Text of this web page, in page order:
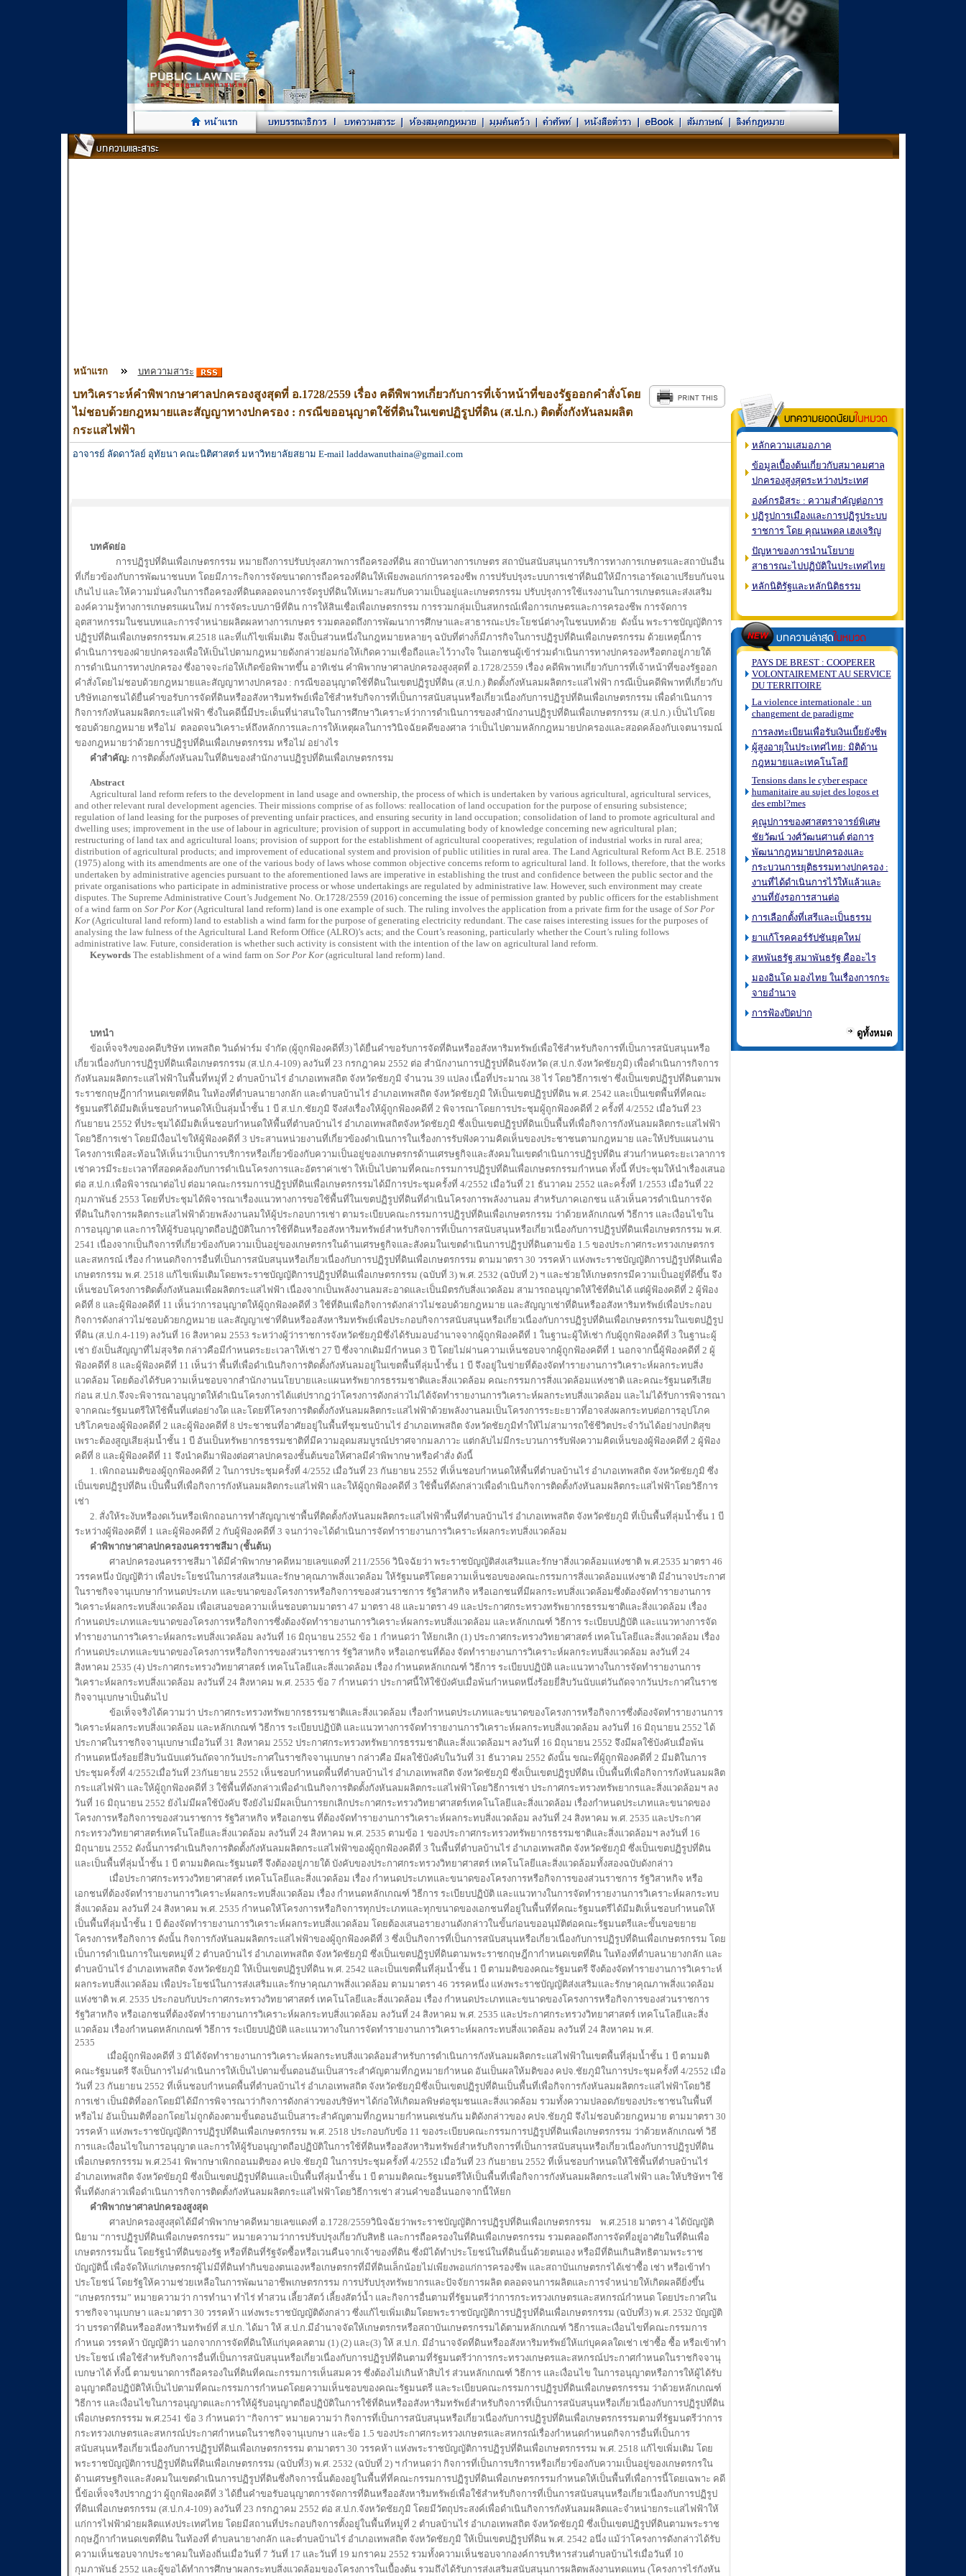
หน้าแรก บทความสาระ
บทวิเคราะห์คำพิพากษาศาลปกครองสูงสุดที่ อ.1728/2559 เรื่อง คดีพิพาทเกี่ยวกับการที่เจ้าหน้าที่ของรัฐออกคำสั่งโดย
ไม่ชอบด้วยกฎหมายและสัญญาทางปกครอง : กรณีขออนุญาตใช้ที่ดินในเขตปฏิรูปที่ดิน (ส.ป.ก.) ติดตั้งกังหันลมผลิต
กระแสไฟฟ้า
อาจารย์ ลัดดาวัลย์ อุทัยนา คณะนิติศาสตร์ มหาวิทยาลัยสยาม E-mail laddawanuthaina@gmail.com
บทคัดย่อ
การปฏิรูปที่ดินเพื่อเกษตรกรรม หมายถึงการปรับปรุงสภาพการถือครองที่ดิน สถาบันทางการเกษตร สถาบันสนับสนุนการบริการทางการเกษตรและสถาบันอื่น
ที่เกี่ยวข้องกับการพัฒนาชนบท โดยมีภาระกิจการจัดขนาดการถือครองที่ดินให้เพียงพอแก่การครองชีพ การปรับปรุงระบบการเช่าที่ดินมิให้มีการเอารัดเอาเปรียบกันจน
เกินไป และให้ความมั่นคงในการถือครองที่ดินตลอดจนการจัดรูปที่ดินให้เหมาะสมกับความเป็นอยู่และเกษตรกรรม ปรับปรุงการใช้แรงงานในการเกษตรและส่งเสริม
องค์ความรู้ทางการเกษตรแผนใหม่ การจัดระบบภาษีที่ดิน การให้สินเชื่อเพื่อเกษตรกรรม การรวมกลุ่มเป็นสหกรณ์เพื่อการเกษตรและการครองชีพ การจัดการ
อุตสาหกรรมในชนบทและการจำหน่ายผลิตผลทางการเกษตร รวมตลอดถึงการพัฒนาการศึกษาและสาธารณะประโยชน์ต่างๆในชนบทด้วย ดังนั้น พระราชบัญญัติการ
ปฏิรูปที่ดินเพื่อเกษตรกรรมพ.ศ.2518 และที่แก้ไขเพิ่มเติม จึงเป็นส่วนหนึ่งในกฎหมายหลายๆ ฉบับที่ต่างก็มีภารกิจในการปฏิรูปที่ดินเพื่อเกษตรกรรม ด้วยเหตุนี้การ
ดำเนินการของฝ่ายปกครองเพื่อให้เป็นไปตามกฎหมายดังกล่าวย่อมก่อให้เกิดความเชื่อถือและไว้วางใจ ในเอกชนผู้เข้าร่วมดำเนินการทางปกครองหรือตกอยู่ภายใต้
การดำเนินการทางปกครอง ซึ่งอาจจะก่อให้เกิดข้อพิพาทขึ้น อาทิเช่น คำพิพากษาศาลปกครองสูงสุดที่ อ.1728/2559 เรื่อง คดีพิพาทเกี่ยวกับการที่เจ้าหน้าที่ของรัฐออก
คำสั่งโดยไม่ชอบด้วยกฎหมายและสัญญาทางปกครอง : กรณีขออนุญาตใช้ที่ดินในเขตปฏิรูปที่ดิน (ส.ป.ก.) ติดตั้งกังหันลมผลิตกระแสไฟฟ้า กรณีเป็นคดีพิพาทที่เกี่ยวกับ
บริษัทเอกชนได้ยื่นคำขอรับการจัดที่ดินหรืออสังหาริมทรัพย์เพื่อใช้สำหรับกิจการที่เป็นการสนับสนุนหรือเกี่ยวเนื่องกับการปฏิรูปที่ดินเพื่อเกษตรกรรม เพื่อดำเนินการ
กิจการกังหันลมผลิตกระแสไฟฟ้า ซึ่งในคดีนี้มีประเด็นที่น่าสนใจในการศึกษาวิเคราะห์ว่าการดำเนินการของสำนักงานปฏิรูปที่ดินเพื่อเกษตรกรรม (ส.ป.ก.) เป็นไปโดย
ชอบด้วยกฎหมาย หรือไม่ ตลอดจนวิเคราะห์ถึงหลักการและการให้เหตุผลในการวินิจฉัยคดีของศาล ว่าเป็นไปตามหลักกฎหมายปกครองและสอดคล้องกับเจตนารมณ์
ของกฎหมายว่าด้วยการปฏิรูปที่ดินเพื่อเกษตรกรรม หรือไม่ อย่างไร
คำสำคัญ: การติดตั้งกังหันลมในที่ดินของสำนักงานปฏิรูปที่ดินเพื่อเกษตรกรรม
Abstract
Agricultural land reform refers to the development in land usage and ownership, the process of which is undertaken by various agricultural, agricultural services,
and other relevant rural development agencies. Their missions comprise of as follows: reallocation of land occupation for the purpose of ensuring subsistence;
regulation of land leasing for the purposes of preventing unfair practices, and ensuring security in land occupation; consolidation of land to promote agricultural and
dwelling uses; improvement in the use of labour in agriculture; provision of support in accumulating body of knowledge concerning new agricultural plan;
restructuring of land tax and agricultural loans; provision of support for the establishment of agricultural cooperatives; regulation of industrial works in rural area;
distribution of agricultural products; and improvement of educational system and provision of public utilities in rural area. The Land Agricultural Reform Act B.E. 2518
(1975) along with its amendments are one of the various body of laws whose common objective concerns reform to agricultural land. It follows, therefore, that the works
undertaken by administrative agencies pursuant to the aforementioned laws are imperative in establishing the trust and confidence between the public sector and the
private organisations who participate in administrative process or whose undertakings are regulated by administrative law. However, such environment may create
disputes. The Supreme Administrative Court’s Judgement No. Or.1728/2559 (2016) concerning the issue of permission granted by public officers for the establishment
of a wind farm on Sor Por Kor (Agricultural land reform) land is one example of such. The ruling involves the application from a private firm for the usage ofSor Por
Kor (Agricultural land reform) land to establish a wind farm for the purpose of generating electricity redundant. The case raises interesting issues for the purposes of
analysing the law fulness of the Agricultural Land Reform Office (ALRO)’s acts; and the Court’s reasoning, particularly whether the Court’s ruling follows
administrative law. Future, consideration is whether such activity is consistent with the intention of the law on agricultural land reform.
Keywords The establishment of a wind farm on Sor Por Kor (agricultural land reform) land.
บทนำ
ข้อเท็จจริงของคดีบริษัท เทพสถิต วินด์ฟาร์ม จำกัด (ผู้ถูกฟ้องคดีที่3) ได้ยื่นคำขอรับการจัดที่ดินหรืออสังหาริมทรัพย์เพื่อใช้สำหรับกิจการที่เป็นการสนับสนุนหรือ
เกี่ยวเนื่องกับการปฏิรูปที่ดินเพื่อเกษตรกรรม (ส.ป.ก.4-109) ลงวันที่ 23 กรกฎาคม 2552 ต่อ สำนักงานการปฏิรูปที่ดินจังหวัด (ส.ป.ก.จังหวัดชัยภูมิ) เพื่อดำเนินการกิจการ
กังหันลมผลิตกระแสไฟฟ้าในพื้นที่หมู่ที่ 2 ตำบลบ้านไร่ อำเภอเทพสถิต จังหวัดชัยภูมิ จำนวน 39 แปลง เนื้อที่ประมาณ 38 ไร่ โดยวิธีการเช่า ซึ่งเป็นเขตปฏิรูปที่ดินตามพ
ระราชกฤษฎีกากำหนดเขตที่ดิน ในท้องที่ตำบลนายางกลัก และตำบลบ้านไร่ อำเภอเทพสถิต จังหวัดชัยภูมิ ให้เป็นเขตปฏิรูปที่ดิน พ.ศ. 2542 และเป็นเขตพื้นที่ที่คณะ
รัฐมนตรีได้มีมติเห็นชอบกำหนดให้เป็นลุ่มน้ำชั้น 1 บี ส.ป.ก.ชัยภูมิ จึงส่งเรื่องให้ผู้ถูกฟ้องคดีที่ 2 พิจารณาโดยการประชุมผู้ถูกฟ้องคดีที่ 2 ครั้งที่ 4/2552 เมื่อวันที่ 23
กันยายน 2552 ที่ประชุมได้มีมติเห็นชอบกำหนดให้พื้นที่ตำบลบ้านไร่ อำเภอเทพสถิตจังหวัดชัยภูมิ ซึ่งเป็นเขตปฏิรูปที่ดินเป็นพื้นที่เพื่อกิจการกังหันลมผลิตกระแสไฟฟ้า
โดยวิธีการเช่า โดยมีเงื่อนไขให้ผู้ฟ้องคดีที่ 3 ประสานหน่วยงานที่เกี่ยวข้องดำเนินการในเรื่องการรับฟังความคิดเห็นของประชาชนตามกฎหมาย และให้ปรับแผนงาน
โครงการเพื่อสะท้อนให้เห็นว่าเป็นการบริการหรือเกี่ยวข้องกับความเป็นอยู่ของเกษตรกรด้านเศรษฐกิจและสังคมในเขตดำเนินการปฏิรูปที่ดิน ส่วนกำหนดระยะเวลาการ
เช่าควรมีระยะเวลาที่สอดคล้องกับการดำเนินโครงการและอัตราค่าเช่า ให้เป็นไปตามที่คณะกรรมการปฏิรูปที่ดินเพื่อเกษตรกรรมกำหนด ทั้งนี้ ที่ประชุมให้นำเรื่องเสนอ
ต่อ ส.ป.ก.เพื่อพิจารณาต่อไป ต่อมาคณะกรรมการปฏิรูปที่ดินเพื่อเกษตรกรรมได้มีการประชุมครั้งที่ 4/2552 เมื่อวันที่ 21 ธันวาคม 2552 และครั้งที่ 1/2553 เมื่อวันที่ 22
กุมภาพันธ์ 2553 โดยที่ประชุมได้พิจารณาเรื่องแนวทางการขอใช้พื้นที่ในเขตปฏิรูปที่ดินที่ดำเนินโครงการพลังงานลม สำหรับภาคเอกชน แล้วเห็นควรดำเนินการจัด
ที่ดินในกิจการผลิตกระแสไฟฟ้าด้วยพลังงานลมให้ผู้ประกอบการเช่า ตามระเบียบคณะกรรมการปฏิรูปที่ดินเพื่อเกษตรกรรม ว่าด้วยหลักเกณฑ์ วิธีการ และเงื่อนไขใน
การอนุญาต และการให้ผู้รับอนุญาตถือปฏิบัติในการใช้ที่ดินหรืออสังหาริมทรัพย์สำหรับกิจการที่เป็นการสนับสนุนหรือเกี่ยวเนื่องกับการปฏิรูปที่ดินเพื่อเกษตรกรรม พ.ศ.
2541 เนื่องจากเป็นกิจการที่เกี่ยวข้องกับความเป็นอยู่ของเกษตรกรในด้านเศรษฐกิจและสังคมในเขตดำเนินการปฏิรูปที่ดินตามข้อ 1.5 ของประกาศกระทรวงเกษตรกร
และสหกรณ์ เรื่อง กำหนดกิจการอื่นที่เป็นการสนับสนุนหรือเกี่ยวเนื่องกับการปฏิรูปที่ดินเพื่อเกษตรกรรม ตามมาตรา 30 วรรคห้า แห่งพระราชบัญญัติการปฏิรูปที่ดินเพื่อ
เกษตรกรรม พ.ศ. 2518 แก้ไขเพิ่มเติมโดยพระราชบัญญัติการปฏิรูปที่ดินเพื่อเกษตรกรรม (ฉบับที่ 3) พ.ศ. 2532 (ฉบับที่ 2) ฯ และช่วยให้เกษตรกรมีความเป็นอยู่ที่ดีขึ้น จึง
เห็นชอบโครงการติดตั้งกังหันลมเพื่อผลิตกระแสไฟฟ้า เนื่องจากเป็นพลังงานลมสะอาดและเป็นมิตรกับสิ่งแวดล้อม สามารถอนุญาตให้ใช้ที่ดินได้ แต่ผู้ฟ้องคดีที่ 2 ผู้ฟ้อง
คดีที่ 8 และผู้ฟ้องคดีที่ 11 เห็นว่าการอนุญาตให้ผู้ถูกฟ้องคดีที่ 3 ใช้ที่ดินเพื่อกิจการดังกล่าวไม่ชอบด้วยกฎหมาย และสัญญาเช่าที่ดินหรืออสังหาริมทรัพย์เพื่อประกอบ
กิจการดังกล่าวไม่ชอบด้วยกฎหมาย และสัญญาเช่าที่ดินหรืออสังหาริมทรัพย์เพื่อประกอบกิจการสนับสนุนหรือเกี่ยวเนื่องกับการปฏิรูปที่ดินเพื่อเกษตรกรรมในเขตปฏิรูป
ที่ดิน (ส.ป.ก.4-119) ลงวันที่ 16 สิงหาคม 2553 ระหว่างผู้ว่าราชการจังหวัดชัยภูมิซึ่งได้รับมอบอำนาจจากผู้ถูกฟ้องคดีที่ 1 ในฐานะผู้ให้เช่า กับผู้ถูกฟ้องคดีที่ 3 ในฐานะผู้
เช่า ยังเป็นสัญญาที่ไม่สุจริต กล่าวคือมีกำหนดระยะเวลาให้เช่า 27 ปี ซึ่งจากเดิมมีกำหนด 3 ปี โดยไม่ผ่านความเห็นชอบจากผู้ถูกฟ้องคดีที่ 1 นอกจากนี้ผู้ฟ้องคดีที่ 2 ผู้
ฟ้องคดีที่ 8 และผู้ฟ้องคดีที่ 11 เห็นว่า พื้นที่เพื่อดำเนินกิจการติดตั้งกังหันลมอยู่ในเขตพื้นที่ลุ่มน้ำชั้น 1 บี จึงอยู่ในข่ายที่ต้องจัดทำรายงานการวิเคราะห์ผลกระทบสิ่ง
แวดล้อม โดยต้องได้รับความเห็นชอบจากสำนักงานนโยบายและแผนทรัพยากรธรรมชาติและสิ่งแวดล้อม คณะกรรมการสิ่งแวดล้อมแห่งชาติ และคณะรัฐมนตรีเสีย
ก่อน ส.ป.ก.จึงจะพิจารณาอนุญาตให้ดำเนินโครงการได้แต่ปรากฏว่าโครงการดังกล่าวไม่ได้จัดทำรายงานการวิเคราะห์ผลกระทบสิ่งแวดล้อม และไม่ได้รับการพิจารณา
จากคณะรัฐมนตรีให้ใช้พื้นที่แต่อย่างใด และโดยที่โครงการติดตั้งกังหันลมผลิตกระแสไฟฟ้าด้วยพลังงานลมเป็นโครงการระยะยาวที่อาจส่งผลกระทบต่อการอุปโภค
บริโภคของผู้ฟ้องคดีที่ 2 และผู้ฟ้องคดีที่ 8 ประชาชนที่อาศัยอยู่ในพื้นที่ชุมชนบ้านไร่ อำเภอเทพสถิต จังหวัดชัยภูมิทำให้ไม่สามารถใช้ชีวิตประจำวันได้อย่างปกติสุข
เพราะต้องสูญเสียลุ่มน้ำชั้น 1 บี อันเป็นทรัพยากรธรรมชาติที่มีความอุดมสมบูรณ์ปราศจากมลภาวะ แต่กลับไม่มีกระบวนการรับฟังความคิดเห็นของผู้ฟ้องคดีที่ 2 ผู้ฟ้อง
คดีที่ 8 และผู้ฟ้องคดีที่ 11 จึงนำคดีมาฟ้องต่อศาลปกครองชั้นต้นขอให้ศาลมีคำพิพากษาหรือคำสั่ง ดังนี้
1. เพิกถอนมติของผู้ถูกฟ้องคดีที่ 2 ในการประชุมครั้งที่ 4/2552 เมื่อวันที่ 23 กันยายน 2552 ที่เห็นชอบกำหนดให้พื้นที่ตำบลบ้านไร่ อำเภอเทพสถิต จังหวัดชัยภูมิ ซึ่ง
เป็นเขตปฏิรูปที่ดิน เป็นพื้นที่เพื่อกิจการกังหันลมผลิตกระแสไฟฟ้า และให้ผู้ถูกฟ้องคดีที่ 3 ใช้พื้นที่ดังกล่าวเพื่อดำเนินกิจการติดตั้งกังหันลมผลิตกระแสไฟฟ้าโดยวิธีการ
เช่า
2. สั่งให้ระงับหรืองดเว้นหรือเพิกถอนการทำสัญญาเช่าพื้นที่ติดตั้งกังหันลมผลิตกระแสไฟฟ้าพื้นที่ตำบลบ้านไร่ อำเภอเทพสถิต จังหวัดชัยภูมิ ที่เป็นพื้นที่ลุ่มน้ำชั้น 1 บี
ระหว่างผู้ฟ้องคดีที่ 1 และผู้ฟ้องคดีที่ 2 กับผู้ฟ้องคดีที่ 3 จนกว่าจะได้ดำเนินการจัดทำรายงานการวิเคราะห์ผลกระทบสิ่งแวดล้อม
คำพิพากษาศาลปกครองนครราชสีมา (ชั้นต้น)
ศาลปกครองนครราชสีมา ได้มีคำพิพากษาคดีหมายเลขแดงที่ 211/2556 วินิจฉัยว่า พระราชบัญญัติส่งเสริมและรักษาสิ่งแวดล้อมแห่งชาติ พ.ศ.2535 มาตรา 46
วรรคหนึ่ง บัญญัติว่า เพื่อประโยชน์ในการส่งเสริมและรักษาคุณภาพสิ่งแวดล้อม ให้รัฐมนตรีโดยความเห็นชอบของคณะกรรมการสิ่งแวดล้อมแห่งชาติ มีอำนาจประกาศ
ในราชกิจจานุเบกษากำหนดประเภท และขนาดของโครงการหรือกิจการของส่วนราชการ รัฐวิสาหกิจ หรือเอกชนที่มีผลกระทบสิ่งแวดล้อมซึ่งต้องจัดทำรายงานการ
วิเคราะห์ผลกระทบสิ่งแวดล้อม เพื่อเสนอขอความเห็นชอบตามมาตรา 47 มาตรา 48 และมาตรา 49 และประกาศกระทรวงทรัพยากรธรรมชาติและสิ่งแวดล้อม เรื่อง
กำหนดประเภทและขนาดของโครงการหรือกิจการซึ่งต้องจัดทำรายงานการวิเคราะห์ผลกระทบสิ่งแวดล้อม และหลักเกณฑ์ วิธีการ ระเบียบปฏิบัติ และแนวทางการจัด
ทำรายงานการวิเคราะห์ผลกระทบสิ่งแวดล้อม ลงวันที่ 16 มิถุนายน 2552 ข้อ 1 กำหนดว่า ให้ยกเลิก (1) ประกาศกระทรวงวิทยาศาสตร์ เทคโนโลยีและสิ่งแวดล้อม เรื่อง
กำหนดประเภทและขนาดของโครงการหรือกิจการของส่วนราชการ รัฐวิสาหกิจ หรือเอกชนที่ต้อง จัดทำรายงานการวิเคราะห์ผลกระทบสิ่งแวดล้อม ลงวันที่ 24
สิงหาคม 2535 (4) ประกาศกระทรวงวิทยาศาสตร์ เทคโนโลยีและสิ่งแวดล้อม เรื่อง กำหนดหลักเกณฑ์ วิธีการ ระเบียบปฏิบัติ และแนวทางในการจัดทำรายงานการ
วิเคราะห์ผลกระทบสิ่งแวดล้อม ลงวันที่ 24 สิงหาคม พ.ศ. 2535 ข้อ 7 กำหนดว่า ประกาศนี้ให้ใช้บังคับเมื่อพ้นกำหนดหนึ่งร้อยยี่สิบวันนับแต่วันถัดจากวันประกาศในราช
กิจจานุเบกษาเป็นต้นไป
ข้อเท็จจริงได้ความว่า ประกาศกระทรวงทรัพยากรธรรมชาติและสิ่งแวดล้อม เรื่องกำหนดประเภทและขนาดของโครงการหรือกิจการซึ่งต้องจัดทำรายงานการ
วิเคราะห์ผลกระทบสิ่งแวดล้อม และหลักเกณฑ์ วิธีการ ระเบียบปฏิบัติ และแนวทางการจัดทำรายงานการวิเคราะห์ผลกระทบสิ่งแวดล้อม ลงวันที่ 16 มิถุนายน 2552 ได้
ประกาศในราชกิจจานุเบกษาเมื่อวันที่ 31 สิงหาคม 2552 ประกาศกระทรวงทรัพยากรธรรมชาติและสิ่งแวดล้อมฯ ลงวันที่ 16 มิถุนายน 2552 จึงมีผลใช้บังคับเมื่อพ้น
กำหนดหนึ่งร้อยยี่สิบวันนับแต่วันถัดจากวันประกาศในราชกิจจานุเบกษา กล่าวคือ มีผลใช้บังคับในวันที่ 31 ธันวาคม 2552 ดังนั้น ขณะที่ผู้ถูกฟ้องคดีที่ 2 มีมติในการ
ประชุมครั้งที่ 4/2552เมื่อวันที่ 23กันยายน 2552 เห็นชอบกำหนดพื้นที่ตำบลบ้านไร่ อำเภอเทพสถิต จังหวัดชัยภูมิ ซึ่งเป็นเขตปฏิรูปที่ดิน เป็นพื้นที่เพื่อกิจการกังหันลมผลิต
กระแสไฟฟ้า และให้ผู้ถูกฟ้องคดีที่ 3 ใช้พื้นที่ดังกล่าวเพื่อดำเนินกิจการติดตั้งกังหันลมผลิตกระแสไฟฟ้าโดยวิธีการเช่า ประกาศกระทรวงทรัพยากรและสิ่งแวดล้อมฯ ลง
วันที่ 16 มิถุนายน 2552 ยังไม่มีผลใช้บังคับ จึงยังไม่มีผลเป็นการยกเลิกประกาศกระทรวงวิทยาศาสตร์เทคโนโลยีและสิ่งแวดล้อม เรื่องกำหนดประเภทและขนาดของ
โครงการหรือกิจการของส่วนราชการ รัฐวิสาหกิจ หรือเอกชน ที่ต้องจัดทำรายงานการวิเคราะห์ผลกระทบสิ่งแวดล้อม ลงวันที่ 24 สิงหาคม พ.ศ. 2535 และประกาศ
กระทรวงวิทยาศาสตร์เทคโนโลยีและสิ่งแวดล้อม ลงวันที่ 24 สิงหาคม พ.ศ. 2535 ตามข้อ 1 ของประกาศกระทรวงทรัพยากรธรรมชาติและสิ่งแวดล้อมฯ ลงวันที่ 16
มิถุนายน 2552 ดังนั้นการดำเนินกิจการติดตั้งกังหันลมผลิตกระแสไฟฟ้าของผู้ถูกฟ้องคดีที่ 3 ในพื้นที่ตำบลบ้านไร่ อำเภอเทพสถิต จังหวัดชัยภูมิ ซึ่งเป็นเขตปฏิรูปที่ดิน
และเป็นพื้นที่ลุ่มน้ำชั้น 1 บี ตามมติคณะรัฐมนตรี จึงต้องอยู่ภายใต้ บังคับของประกาศกระทรวงวิทยาศาสตร์ เทคโนโลยีและสิ่งแวดล้อมทั้งสองฉบับดังกล่าว
เมื่อประกาศกระทรวงวิทยาศาสตร์ เทคโนโลยีและสิ่งแวดล้อม เรื่อง กำหนดประเภทและขนาดของโครงการหรือกิจการของส่วนราชการ รัฐวิสาหกิจ หรือ
เอกชนที่ต้องจัดทำรายงานการวิเคราะห์ผลกระทบสิ่งแวดล้อม เรื่อง กำหนดหลักเกณฑ์ วิธีการ ระเบียบปฏิบัติ และแนวทางในการจัดทำรายงานการวิเคราะห์ผลกระทบ
สิ่งแวดล้อม ลงวันที่ 24 สิงหาคม พ.ศ. 2535 กำหนดให้โครงการหรือกิจการทุกประเภทและทุกขนาดของเอกชนที่อยู่ในพื้นที่ที่คณะรัฐมนตรีได้มีมติเห็นชอบกำหนดให้
เป็นพื้นที่ลุ่มน้ำชั้น 1 บี ต้องจัดทำรายงานการวิเคราะห์ผลกระทบสิ่งแวดล้อม โดยต้องเสนอรายงานดังกล่าวในขั้นก่อนขออนุมัติต่อคณะรัฐมนตรีและขั้นขอขยาย
โครงการหรือกิจการ ดังนั้น กิจการกังหันลมผลิตกระแสไฟฟ้าของผู้ถูกฟ้องคดีที่ 3 ซึ่งเป็นกิจการที่เป็นการสนับสนุนหรือเกี่ยวเนื่องกับการปฏิรูปที่ดินเพื่อเกษตรกรรม โดย
เป็นการดำเนินการในเขตหมู่ที่ 2 ตำบลบ้านไร่ อำเภอเทพสถิต จังหวัดชัยภูมิ ซึ่งเป็นเขตปฏิรูปที่ดินตามพระราชกฤษฎีกากำหนดเขตที่ดิน ในท้องที่ตำบลนายางกลัก และ
ตำบลบ้านไร่ อำเภอเทพสถิต จังหวัดชัยภูมิ ให้เป็นเขตปฏิรูปที่ดิน พ.ศ. 2542 และเป็นเขตพื้นที่ลุ่มน้ำชั้น 1 บี ตามมติของคณะรัฐมนตรี จึงต้องจัดทำรายงานการวิเคราะห์
ผลกระทบสิ่งแวดล้อม เพื่อประโยชน์ในการส่งเสริมและรักษาคุณภาพสิ่งแวดล้อม ตามมาตรา 46 วรรคหนึ่ง แห่งพระราชบัญญัติส่งเสริมและรักษาคุณภาพสิ่งแวดล้อม
แห่งชาติ พ.ศ. 2535 ประกอบกับประกาศกระทรวงวิทยาศาสตร์ เทคโนโลยีและสิ่งแวดล้อม เรื่อง กำหนดประเภทและขนาดของโครงการหรือกิจการของส่วนราชการ
รัฐวิสาหกิจ หรือเอกชนที่ต้องจัดทำรายงานการวิเคราะห์ผลกระทบสิ่งแวดล้อม ลงวันที่ 24 สิงหาคม พ.ศ. 2535 และประกาศกระทรวงวิทยาศาสตร์ เทคโนโลยีและสิ่ง
แวดล้อม เรื่องกำหนดหลักเกณฑ์ วิธีการ ระเบียบปฏิบัติ และแนวทางในการจัดทำรายงานการวิเคราะห์ผลกระทบสิ่งแวดล้อม ลงวันที่ 24 สิงหาคม พ.ศ.
2535
เมื่อผู้ถูกฟ้องคดีที่ 3 มิได้จัดทำรายงานการวิเคราะห์ผลกระทบสิ่งแวดล้อมสำหรับการดำเนินการกังหันลมผลิตกระแสไฟฟ้าในเขตพื้นที่ลุ่มน้ำชั้น 1 บี ตามมติ
คณะรัฐมนตรี จึงเป็นการไม่ดำเนินการให้เป็นไปตามขั้นตอนอันเป็นสาระสำคัญตามที่กฎหมายกำหนด อันเป็นผลให้มติของ คปจ.ชัยภูมิในการประชุมครั้งที่ 4/2552 เมื่อ
วันที่ 23 กันยายน 2552 ที่เห็นชอบกำหนดพื้นที่ตำบลบ้านไร่ อำเภอเทพสถิต จังหวัดชัยภูมิซึ่งเป็นเขตปฏิรูปที่ดินเป็นพื้นที่เพื่อกิจการกังหันลมผลิตกระแสไฟฟ้าโดยวิธี
การเช่า เป็นมิติที่ออกโดยมิได้มีการพิจารณาว่ากิจการดังกล่าวของบริษัทฯ ได้ก่อให้เกิดมลพิษต่อชุมชนและสิ่งแวดล้อม รวมทั้งความปลอดภัยของประชาชนในพื้นที่
หรือไม่ อันเป็นมติที่ออกโดยไม่ถูกต้องตามขั้นตอนอันเป็นสาระสำคัญตามที่กฎหมายกำหนดเช่นกัน มติดังกล่าวของ คปจ.ชัยภูมิ จึงไม่ชอบด้วยกฎหมาย ตามมาตรา 30
วรรคห้า แห่งพระราชบัญญัติการปฏิรูปที่ดินเพื่อเกษตรกรรม พ.ศ. 2518 ประกอบกับข้อ 11 ของระเบียบคณะกรรมการปฏิรูปที่ดินเพื่อเกษตรกรรม ว่าด้วยหลักเกณฑ์ วิธี
การและเงื่อนไขในการอนุญาต และการให้ผู้รับอนุญาตถือปฏิบัติในการใช้ที่ดินหรืออสังหาริมทรัพย์สำหรับกิจการที่เป็นการสนับสนุนหรือเกี่ยวเนื่องกับการปฏิรูปที่ดิน
เพื่อเกษตรกรรรม พ.ศ.2541 พิพากษาเพิกถอนมติของ คปจ.ชัยภูมิ ในการประชุมครั้งที่ 4/2552 เมื่อวันที่ 23 กันยายน 2552 ที่เห็นชอบกำหนดให้ใช้พื้นที่ตำบลบ้านไร่
อำเภอเทพสถิต จังหวัดขัยภูมิ ซึ่งเป็นเขตปฏิรูปที่ดินและเป็นพื้นที่ลุ่มน้ำชั้น 1 บี ตามมติคณะรัฐมนตรีให้เป็นพื้นที่เพื่อกิจการกังหันลมผลิตกระแสไฟฟ้า และให้บริษัทฯ ใช้
พื้นที่ดังกล่าวเพื่อดำเนินการกิจการติดตั้งกังหันลมผลิตกระแสไฟฟ้าโดยวิธีการเช่า ส่วนคำขออื่นนอกจากนี้ให้ยก
คำพิพากษาศาลปกครองสูงสุด
ศาลปกครองสูงสุดได้มีคำพิพากษาคดีหมายเลขแดงที่ อ.1728/2559วินิจฉัยว่าพระราชบัญญัติการปฏิรูปที่ดินเพื่อเกษตรกรรม พ.ศ.2518 มาตรา 4 ได้บัญญัติ
นิยาม “การปฏิรูปที่ดินเพื่อเกษตรกรรม” หมายความว่าการปรับปรุงเกี่ยวกับสิทธิ และการถือครองในที่ดินเพื่อเกษตรกรรม รวมตลอดถึงการจัดที่อยู่อาศัยในที่ดินเพื่อ
เกษตรกรรมนั้น โดยรัฐนำที่ดินของรัฐ หรือที่ดินที่รัฐจัดซื้อหรือเวนคืนจากเจ้าของที่ดิน ซึ่งมิได้ทำประโยชน์ในที่ดินนั้นด้วยตนเอง หรือมีที่ดินเกินสิทธิตามพระราช
บัญญัตินี้ เพื่อจัดให้แก่เกษตรกรผู้ไม่มีที่ดินทำกินของตนเองหรือเกษตรกรที่มีที่ดินเล็กน้อยไม่เพียงพอแก่การครองชีพ และสถาบันเกษตรกรได้เช่าซื้อ เช่า หรือเข้าทำ
ประโยชน์ โดยรัฐให้ความช่วยเหลือในการพัฒนาอาชีพเกษตรกรรม การปรับปรุงทรัพยากรและปัจจัยการผลิต ตลอดจนการผลิตและการจำหน่ายให้เกิดผลดียิ่งขึ้น
“เกษตรกรรม” หมายความว่า การทำนา ทำไร่ ทำสวน เลี้ยวสัตว์ เลี้ยงสัตว์น้ำ และกิจการอื่นตามที่รัฐมนตรีว่าการกระทรวงเกษตรและสหกรณ์กำหนด โดยประกาศใน
ราชกิจจานุเบกษา และมาตรา 30 วรรคห้า แห่งพระราชบัญญัติดังกล่าว ซึ่งแก้ไขเพิ่มเติมโดยพระราชบัญญัติการปฏิรูปที่ดินเพื่อเกษตรกรรม (ฉบับที่3) พ.ศ. 2532 บัญญัติ
ว่า บรรดาที่ดินหรืออสังหาริมทรัพย์ที่ ส.ป.ก. ได้มา ให้ ส.ป.ก.มีอำนาจจัดให้เกษตรกรหรือสถาบันเกษตรกรรมได้ตามหลักเกณฑ์ วิธีการและเงื่อนไขที่คณะกรรมการ
กำหนด วรรคห้า บัญญัติว่า นอกจากการจัดที่ดินให้แก่บุคคลตาม (1) (2) และ(3) ให้ ส.ป.ก. มีอำนาจจัดที่ดินหรืออสังหาริมทรัพย์ให้แก่บุคคลใดเช่า เช่าซื้อ ซื้อ หรือเข้าทำ
ประโยชน์ เพื่อใช้สำหรับกิจการอื่นที่เป็นการสนับสนุนหรือเกี่ยวเนื่องกับการปฏิรูปที่ดินตามที่รัฐมนตรีว่าการกระทรวงเกษตรและสหกรณ์ประกาศกำหนดในราชกิจจานุ
เบกษาได้ ทั้งนี้ ตามขนาดการถือครองในที่ดินที่คณะกรรมการเห็นสมควร ซึ่งต้องไม่เกินห้าสิบไร่ ส่วนหลักเกณฑ์ วิธีการ และเงื่อนไข ในการอนุญาตหรือการให้ผู้ได้รับ
อนุญาตถือปฏิบัติให้เป็นไปตามที่คณะกรรมการกำหนดโดยความเห็นชอบของคณะรัฐมนตรี และระเบียบคณะกรรมการปฏิรูปที่ดินเพื่อเกษตรกรรรม ว่าด้วยหลักเกณฑ์
วิธีการ และเงื่อนไขในการอนุญาตและการให้ผู้รับอนุญาตถือปฏิบัติในการใช้ที่ดินหรืออสังหาริมทรัพย์สำหรับกิจการที่เป็นการสนับสนุนหรือเกี่ยวเนื่องกับการปฏิรูปที่ดิน
เพื่อเกษตรกรรรม พ.ศ.2541 ข้อ 3 กำหนดว่า “กิจการ” หมายความว่า กิจการที่เป็นการสนับสนุนหรือเกี่ยวเนื่องกับการปฏิรูปที่ดินเพื่อเกษตรกรรรมตามที่รัฐมนตรีว่าการ
กระทรวงเกษตรและสหกรณ์ประกาศกำหนดในราชกิจจานุเบกษา และข้อ 1.5 ของประกาศกระทรวงเกษตรและสหกรณ์เรื่องกำหนดกำหนดกิจการอื่นที่เป็นการ
สนับสนุนหรือเกี่ยวเนื่องกับการปฏิรูปที่ดินเพื่อเกษตรกรรรม ตามาตรา 30 วรรคห้า แห่งพระราชบัญญัติการปฏิรูปที่ดินเพื่อเกษตรกรรรม พ.ศ. 2518 แก้ไขเพิ่มเติม โดย
พระราชบัญญัติการปฏิรูปที่ดินที่ดินเพื่อเกษตรกรรม (ฉบับที่3) พ.ศ. 2532 (ฉบับที่ 2) ฯ กำหนดว่า กิจการที่เป็นการบริการหรือเกี่ยวข้องกับความเป็นอยู่ของเกษตรกรใน
ด้านเศรษฐกิจและสังคมในเขตดำเนินการปฏิรูปที่ดินซึ่งกิจการนั้นต้องอยู่ในพื้นที่ที่คณะกรรมการปฏิรูปที่ดินเพื่อเกษตรกรรมกำหนดให้เป็นพื้นที่เพื่อการนี้โดยเฉพาะ คดี
นี้ข้อเท็จจริงปรากฏว่า ผู้ถูกฟ้องคดีที่ 3 ได้ยื่นคำขอรับอนุญาตการจัดการที่ดินหรืออสังหาริมทรัพย์เพื่อใช้สำหรับกิจการที่เป็นการสนับสนุนหรือเกี่ยวเนื่องกับการปฏิรูป
ที่ดินเพื่อเกษตรกรรม (ส.ป.ก.4-109) ลงวันที่ 23 กรกฎาคม 2552 ต่อ ส.ป.ก.จังหวัดชัยภูมิ โดยมีวัตถุประสงค์เพื่อดำเนินกิจการกังหันลมผลิตและจำหน่ายกระแสไฟฟ้าให้
แก่การไฟฟ้าฝ่ายผลิตแห่งประเทศไทย โดยมีสถานที่ประกอบกิจการตั้งอยู่ในพื้นที่หมู่ที่ 2 ตำบลบ้านไร่ อำเภอเทพสถิต จังหวัดชัยภูมิ ซึ่งเป็นเขตปฏิรูปที่ดินตามพระราช
กฤษฎีกากำหนดเขตที่ดิน ในท้องที่ ตำบลนายางกลัก และตำบลบ้านไร่ อำเภอเทพสถิต จังหวัดชัยภูมิ ให้เป็นเขตปฏิรูปที่ดิน พ.ศ. 2542 อนึ่ง แม้ว่าโครงการดังกล่าวได้รับ
ความเห็นชอบจากประชาคมในท้องถิ่นเมื่อวันที่ 7 วันที่ 17 และวันที่ 19 มกราคม 2552 รวมทั้งความเห็นชอบจากองค์การบริหารส่วนตำบลบ้านไร่เมื่อวันที่ 10
กุมภาพันธ์ 2552 และผู้ขอได้ทำการศึกษาผลกระทบสิ่งแวดล้อมของโครงการในเบื้องต้น รวมถึงได้รับการส่งเสริมสนับสนุนการผลิตพลังงานทดแทน (โครงการไร่กังหัน
หลักความเสมอภาค
ข้อมูลเบื้องต้นเกี่ยวกับสมาคมศาล
ปกครองสูงสุดระหว่างประเทศ
องค์กรอิสระ : ความสำคัญต่อการ
ปฏิรูปการเมืองและการปฏิรูประบบ
ราชการ โดย คุณนพดล เฮงเจริญ
ปัญหาของการนำนโยบาย
สาธารณะไปปฏิบัติในประเทศไทย
หลักนิติรัฐและหลักนิติธรรม
PAYS DE BREST : COOPERER
VOLONTAIREMENT AU SERVICE
DU TERRITOIRE
La violence internationale : un
changement de paradigme
การลงทะเบียนเพื่อรับเงินเบี้ยยังชีพ
ผู้สูงอายุในประเทศไทย: มิติด้าน
กฎหมายและเทคโนโลยี
Tensions dans le cyber espace
humanitaire au sujet des logos et
des embl?mes
คุณูปการของศาสตราจารย์พิเศษ
ชัยวัฒน์ วงศ์วัฒนศานต์ ต่อการ
พัฒนากฎหมายปกครองและ
กระบวนการยุติธรรมทางปกครอง :
งานที่ได้ดำเนินการไว้ให้แล้วและ
งานที่ยังรอการสานต่อ
การเลือกตั้งที่เสรีและเป็นธรรม
ยาแก้โรคคอร์รัปชันยุคใหม่
สหพันธรัฐ สมาพันธรัฐ คืออะไร
มองอินโด มองไทย ในเรื่องการกระ
จายอำนาจ
การฟ้องปิดปาก
ดูทั้งหมด